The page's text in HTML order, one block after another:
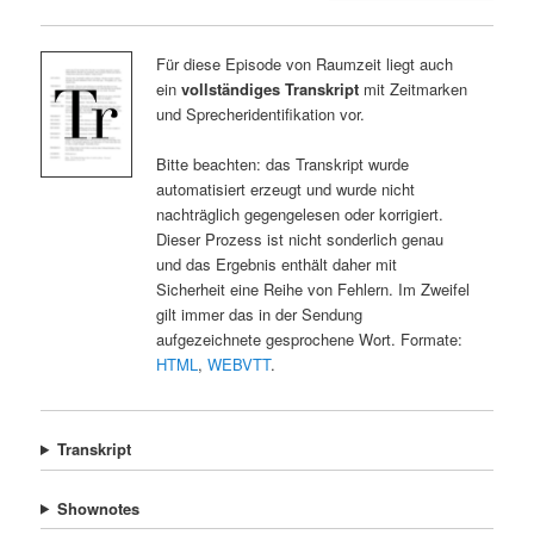
Für diese Episode von Raumzeit liegt auch
ein vollständiges Transkriptmit Zeitmarken
und Sprecheridentifikation vor.
Bitte beachten: das Transkript wurde
automatisiert erzeugt und wurde nicht
nachträglich gegengelesen oder korrigiert.
Dieser Prozess ist nicht sonderlich genau
und das Ergebnis enthält daher mit
Sicherheit eine Reihe von Fehlern. Im Zweifel
gilt immer das in der Sendung
aufgezeichnete gesprochene Wort. Formate:
HTML, WEBVTT.
Transkript
Shownotes